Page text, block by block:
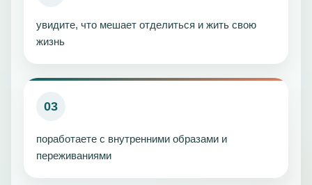
увидите, что мешает отделиться и жить свою
жизнь
03
поработаете с внутренними образами и
переживаниями